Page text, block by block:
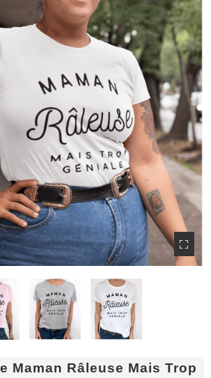
Maman Râleuse Mais Trop